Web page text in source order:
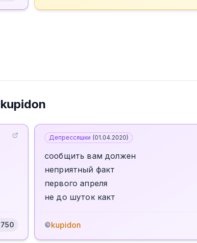
kupidon
750
Депрессяшки (01.04.2020)
сообщить вам должен
неприятный факт
первого апреля
не до шуток какт
©kupidon